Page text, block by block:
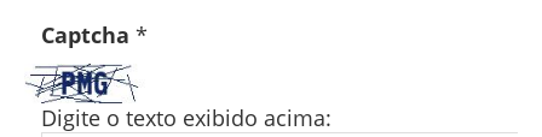
Captcha *
Digite o texto exibido acima: